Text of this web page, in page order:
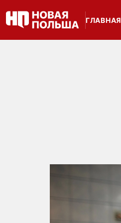
ГЛАВНАЯ